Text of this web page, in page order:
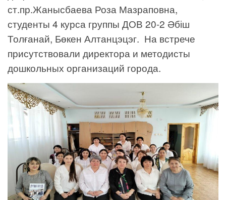
ст.пр.Жанысбаева Роза Мазраповна,
студенты 4 курса группы ДОВ 20-2 Әбіш
Толғанай, Бөкен Алтанцэцэг. На встрече
присутствовали директора и методисты
дошкольных организаций города.